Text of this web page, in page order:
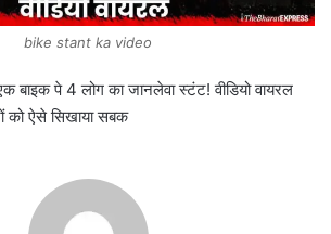
bike stant ka video
पे 4 लोग का जानलेवा स्टंट! वीडियो वायरल
को ऐसे सिखाया सबक